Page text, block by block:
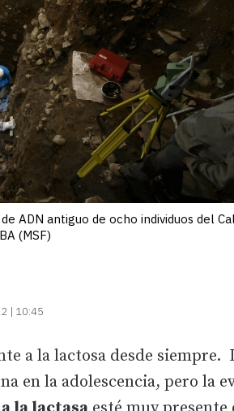
ADN antiguo de ocho individuos del
(MSF)
| 10:45
a la lactosa desde siempre.
en la adolescencia, pero la